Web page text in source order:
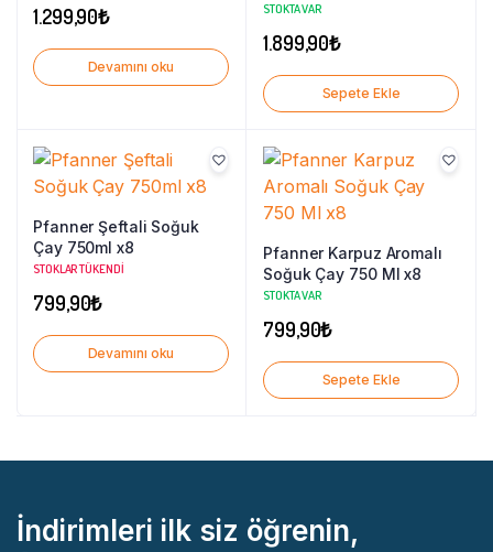
1.299,90₺
Devamını oku
STOKTA VAR
1.899,90₺
Sepete Ekle
Pfanner Şeftali Soğuk
Çay 750ml x8
STOKLAR TÜKENDI
799,90₺
Devamını oku
Pfanner Karpuz Aromalı
Soğuk Çay 750 Ml x8
STOKTA VAR
799,90₺
Sepete Ekle
İndirimleri ilk siz öğrenin,